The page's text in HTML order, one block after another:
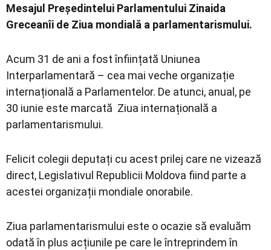
Mesajul Președintelui Parlamentului Zinaida
Greceanîi de Ziua mondială a parlamentarismului.
Acum 31 de ani a fost înființată Uniunea
Interparlamentară – cea mai veche organizație
internațională a Parlamentelor. De atunci, anual, pe
30 iunie este marcată Ziua internațională a
parlamentarismului.
Felicit colegii deputați cu acest prilej care ne vizează
direct, Legislativul Republicii Moldova fiind parte a
acestei organizații mondiale onorabile.
Ziua parlamentarismului este o ocazie să evaluăm
odată în plus acțiunile pe care le întreprindem în